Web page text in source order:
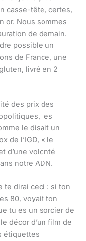
casse-tête, certes,
or. Nous sommes
de demain.
possible un
de France, une
livré en 2
des prix des
les
le disait un
de l’IGD, « le
d’une volonté
notre ADN.
te dirai ceci : si ton
80, voyait ton
tu es un sorcier de
décor d’un film de
étiquettes